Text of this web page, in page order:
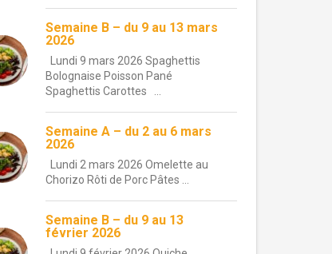
Semaine B – du 9 au 13 mars
2026
Lundi 9 mars 2026 Spaghettis
Bolognaise Poisson Pané
Spaghettis Carottes ...
Semaine A – du 2 au 6 mars
2026
Lundi 2 mars 2026 Omelette au
Chorizo Rôti de Porc Pâtes ...
Semaine B – du 9 au 13
février 2026